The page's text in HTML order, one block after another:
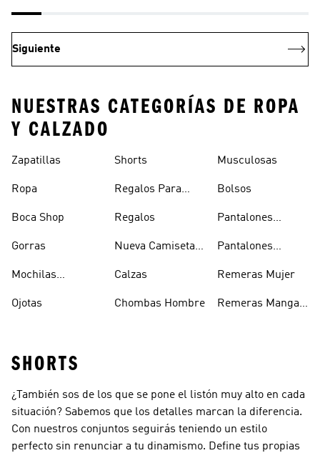
Siguiente
NUESTRAS CATEGORÍAS DE ROPA
Y CALZADO
Zapatillas
Ropa
Boca Shop
Gorras
Mochilas
Ojotas
Shorts
Regalos Para
Regalos
Nueva Camiseta
Calzas
Chombas Hombre
Musculosas
Bolsos
Pantalones
Hombre
Pantalones
Remeras Mujer
Remeras Manga
SHORTS
¿También sos de los que se pone el listón muy alto en cada
situación? Sabemos que los detalles marcan la diferencia.
Con nuestros conjuntos seguirás teniendo un estilo
perfecto sin renunciar a tu dinamismo. Define tus propias